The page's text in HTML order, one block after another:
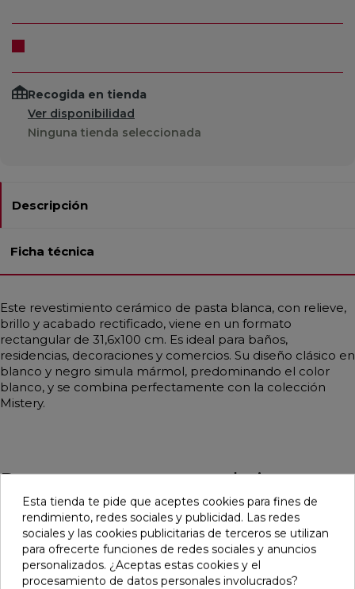
Recogida en tienda
Ver disponibilidad
Ninguna tienda seleccionada
Descripción
Ficha técnica
Este revestimiento cerámico de pasta blanca, con relieve,
brillo y acabado rectificado, viene en un formato
rectangular de 31,6x100 cm. Es ideal para baños,
residencias, decoraciones y comercios. Su diseño clásico en
blanco y negro simula mármol, predominando el color
blanco, y se combina perfectamente con la colección
Mistery.
Pensamos que te puede interesar
favorite favorite favorite
Esta tienda te pide que aceptes cookies para fines de
rendimiento, redes sociales y publicidad. Las redes
sociales y las cookies publicitarias de terceros se utilizan
para ofrecerte funciones de redes sociales y anuncios
personalizados. ¿Aceptas estas cookies y el
procesamiento de datos personales involucrados?